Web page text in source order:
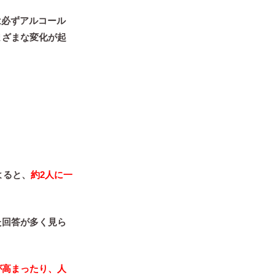
ずアルコール
まな変化が起
と、 約2人に一
回答が多く見ら
まったり、人